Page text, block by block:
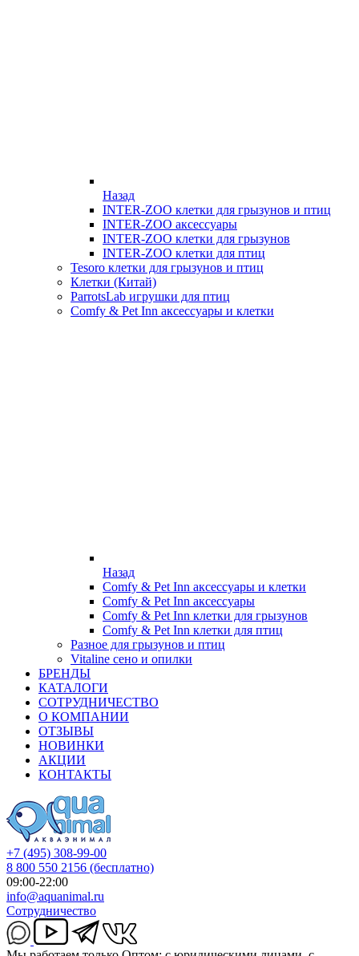
Назад
INTER-ZOO клетки для грызунов и птиц
INTER-ZOO аксессуары
INTER-ZOO клетки для грызунов
INTER-ZOO клетки для птиц
Tesoro клетки для грызунов и птиц
Клетки (Китай)
ParrotsLab игрушки для птиц
Comfy & Pet Inn аксессуары и клетки
Назад
Comfy & Pet Inn аксессуары и клетки
Comfy & Pet Inn аксессуары
Comfy & Pet Inn клетки для грызунов
Comfy & Pet Inn клетки для птиц
Разное для грызунов и птиц
Vitaline сено и опилки
БРЕНДЫ
КАТАЛОГИ
СОТРУДНИЧЕСТВО
О КОМПАНИИ
ОТЗЫВЫ
НОВИНКИ
АКЦИИ
КОНТАКТЫ
+7 (495) 308-99-00
8 800 550 2156 (бесплатно)
09:00-22:00
info@aquanimal.ru
Сотрудничество